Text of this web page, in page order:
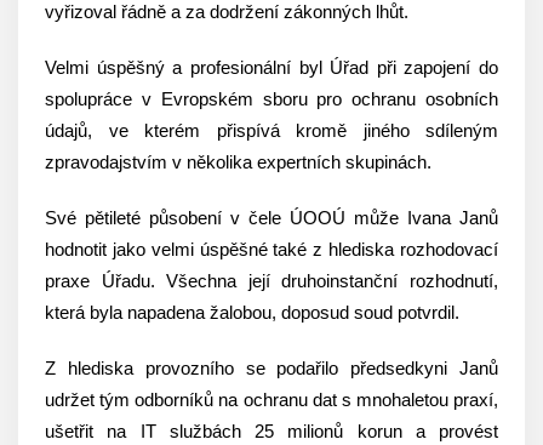
vyřizoval řádně a za dodržení zákonných lhůt.
Velmi úspěšný a profesionální byl Úřad při zapojení do
spolupráce v Evropském sboru pro ochranu osobních
údajů, ve kterém přispívá kromě jiného sdíleným
zpravodajstvím v několika expertních skupinách.
Své pětileté působení v čele ÚOOÚ může Ivana Janů
hodnotit jako velmi úspěšné také z hlediska rozhodovací
praxe Úřadu. Všechna její druhoinstanční rozhodnutí,
která byla napadena žalobou, doposud soud potvrdil.
Z hlediska provozního se podařilo předsedkyni Janů
udržet tým odborníků na ochranu dat s mnohaletou praxí,
ušetřit na IT službách 25 milionů korun a provést